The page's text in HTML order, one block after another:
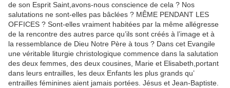
de son Esprit Saint,avons-nous conscience de cela ? Nos
salutations ne sont-elles pas bâclées ? MÊME PENDANT LES
OFFICES ? Sont-elles vraiment habitées par la même allégresse
de la rencontre des autres parce qu’ils sont créés à l’image et à
la ressemblance de Dieu Notre Père à tous ? Dans cet Evangile
une véritable liturgie christologique commence dans la salutation
des deux femmes, des deux cousines, Marie et Elisabeth,portant
dans leurs entrailles, les deux Enfants les plus grands qu’
entrailles féminines aient jamais portées. Jésus et Jean-Baptiste.